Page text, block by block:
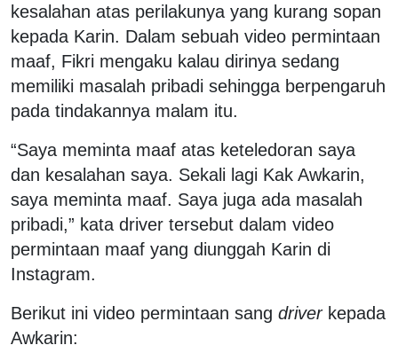
kesalahan atas perilakunya yang kurang sopan
kepada Karin. Dalam sebuah video permintaan
maaf, Fikri mengaku kalau dirinya sedang
memiliki masalah pribadi sehingga berpengaruh
pada tindakannya malam itu.
“Saya meminta maaf atas keteledoran saya
dan kesalahan saya. Sekali lagi Kak Awkarin,
saya meminta maaf. Saya juga ada masalah
pribadi,” kata driver tersebut dalam video
permintaan maaf yang diunggah Karin di
Instagram.
Berikut ini video permintaan sang driverkepada
Awkarin: